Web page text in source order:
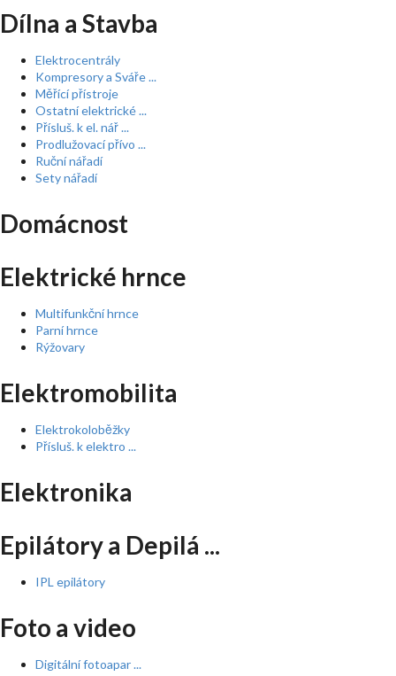
Dílna a Stavba
Elektrocentrály
Kompresory a Sváře ...
Měřící přístroje
Ostatní elektrické ...
Přísluš. k el. nář ...
Prodlužovací přívo ...
Ruční nářadí
Sety nářadí
Domácnost
Elektrické hrnce
Multifunkční hrnce
Parní hrnce
Rýžovary
Elektromobilita
Elektrokoloběžky
Přísluš. k elektro ...
Elektronika
Epilátory a Depilá ...
IPL epilátory
Foto a video
Digitální fotoapar ...